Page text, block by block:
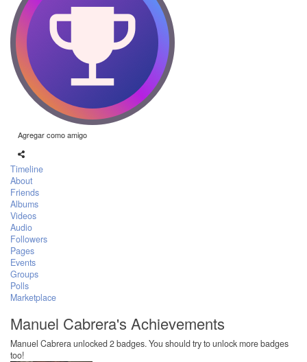
Agregar como amigo
Timeline
About
Friends
Albums
Videos
Audio
Followers
Pages
Events
Groups
Polls
Marketplace
Manuel Cabrera's Achievements
Manuel Cabrera unlocked 2 badges. You should try to unlock more badges
too!